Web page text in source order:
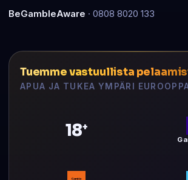
BeGambleAware · 0808 8020 133
Tuemme vastuullista
APUA JA TUKEA YMPÄRI
18+